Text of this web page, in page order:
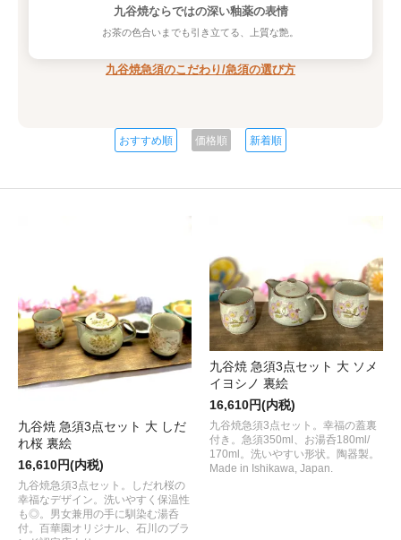
九谷焼ならではの深い釉薬の表情
お茶の色合いまでも引き立てる、上質な艶。
九谷焼急須のこだわり/急須の選び方
おすすめ順 価格順 新着順
九谷焼 急須3点セット 大 しだ
れ桜 裏絵
16,610円(内税)
九谷焼急須3点セット。しだれ桜の
幸福なデザイン。洗いやすく保温性
も◎。男女兼用の手に馴染む湯呑
付。百華園オリジナル、石川のブラ
九谷焼 急須3点セット 大 ソメ
イヨシノ 裏絵
16,610円(内税)
九谷焼急須3点セット。幸福の蓋裏
付き。急須350ml、お湯呑180ml/
170ml。洗いやすい形状。陶器製。
Made in Ishikawa, Japan.